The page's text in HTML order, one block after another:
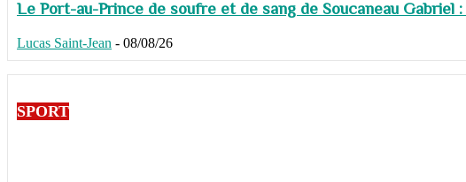
Le Port-au-Prince de soufre et de sang de Soucaneau Gabriel
Lucas Saint-Jean - 08/08/26
SPORT